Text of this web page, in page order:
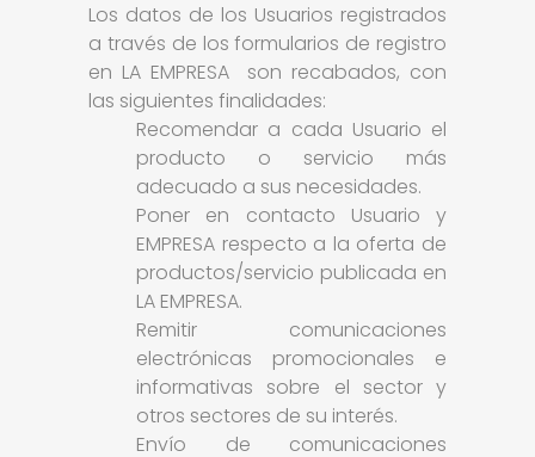
Los datos de los Usuarios registrados
a través de los formularios de registro
en LA EMPRESA son recabados, con
las siguientes finalidades:
Recomendar a cada Usuario el
producto o servicio más
adecuado a sus necesidades.
Poner en contacto Usuario y
EMPRESA respecto a la oferta de
productos/servicio publicada en
LA EMPRESA.
Remitir comunicaciones
electrónicas promocionales e
informativas sobre el sector y
otros sectores de su interés.
Envío de comunicaciones